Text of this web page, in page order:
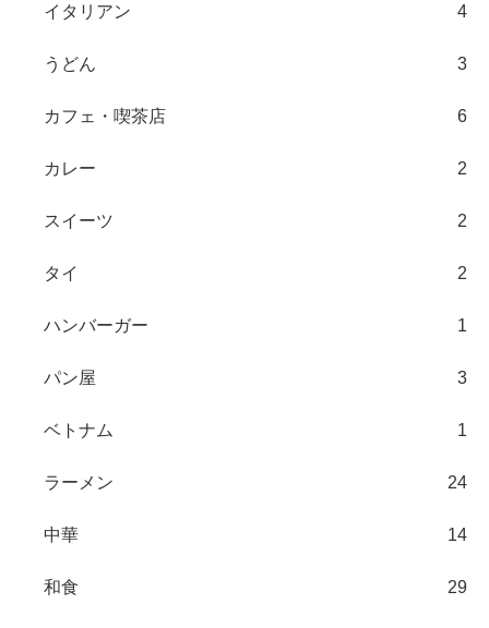
イタリアン 4
うどん 3
カフェ・喫茶店 6
カレー 2
スイーツ 2
タイ 2
ハンバーガー 1
パン屋 3
ベトナム 1
ラーメン 24
中華 14
和食 29